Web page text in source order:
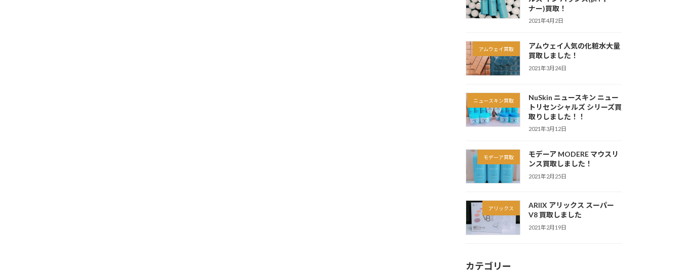
ナー)買取！
2021年4月2日
アムウェイ買取
アムウェイ人気の化粧水大量
買取しました！
2021年3月24日
ニュースキン買取
NuSkin ニュースキン ニュー
トリセンシャルズ シリーズ買
取りしました！！
2021年3月12日
モデーア買取
モデーア MODERE マウスリ
ンス買取しました！
2021年2月25日
アリックス
ARIIX アリックス スーパー
V8 買取しました
2021年2月19日
カテゴリー